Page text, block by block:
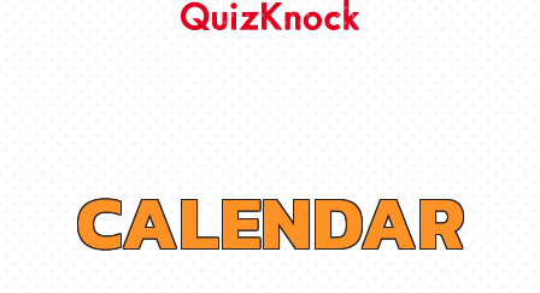
CALENDAR